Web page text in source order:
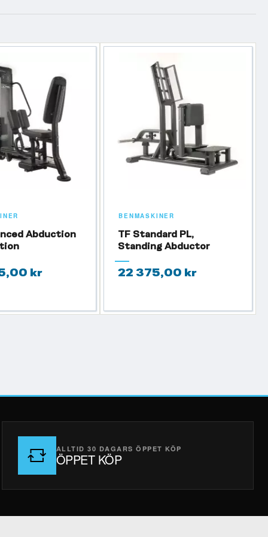
Abduction
kr
BENMASKINER
TF Standard PL,
Standing Abductor
22 375,00 kr
ALLTID 30 DAGARS ÖPPET KÖP
ÖPPET KÖP